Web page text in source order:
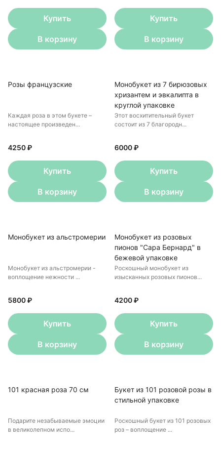
Купить
В корзину
Купить
В корзину
Розы французские
Каждая роза в этом букете –
настоящее произведен...
4250 ₽
Купить
В корзину
Монобукет из 7 бирюзовых
хризантем и эвкалипта в
круглой упаковке
Этот восхитительный букет
состоит из 7 благородн...
6000 ₽
Купить
В корзину
Монобукет из альстромерии
Монобукет из альстромерии -
воплощение нежности ...
5800 ₽
Купить
В корзину
Монобукет из розовых
пионов "Сара Бернард" в
бежевой упаковке
Роскошный монобукет из
изысканных розовых пионов...
4200 ₽
Купить
В корзину
101 красная роза 70 см
Подарите незабываемые эмоции
в великолепном испо...
Букет из 101 розовой розы в
стильной упаковке
Роскошный букет из 101 розовых
роз – воплощение ...